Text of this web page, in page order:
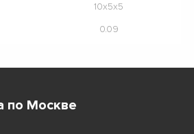
10х5х5
0.09
по Москве